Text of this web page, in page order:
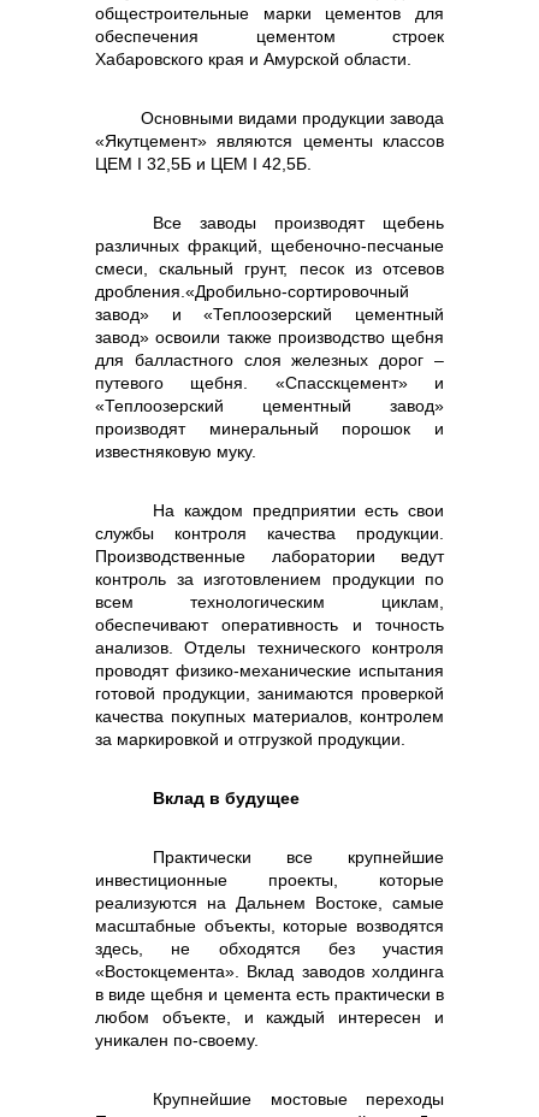
info@vostokcement.ru
общестроительные марки цементов для
обеспечения цементом строек
Хабаровского края и Амурской области.
Основными видами продукции завода
«Якутцемент» являются цементы классов
ЦЕМ I 32,5Б и ЦЕМ I 42,5Б.
Все заводы производят щебень
различных фракций, щебеночно-песчаные
смеси, скальный грунт, песок из отсевов
дробления.«Дробильно-сортировочный
завод» и «Теплоозерский цементный
завод» освоили также производство щебня
для балластного слоя железных дорог –
путевого щебня. «Спасскцемент» и
«Теплоозерский цементный завод»
производят минеральный порошок и
известняковую муку.
На каждом предприятии есть свои
службы контроля качества продукции.
Производственные лаборатории ведут
контроль за изготовлением продукции по
всем технологическим циклам,
обеспечивают оперативность и точность
анализов. Отделы технического контроля
проводят физико-механические испытания
готовой продукции, занимаются проверкой
качества покупных материалов, контролем
за маркировкой и отгрузкой продукции.
Вклад в будущее
Практически все крупнейшие
инвестиционные проекты, которые
реализуются на Дальнем Востоке, самые
масштабные объекты, которые возводятся
здесь, не обходятся без участия
«Востокцемента». Вклад заводов холдинга
в виде щебня и цемента есть практически в
любом объекте, и каждый интересен и
уникален по-своему.
Крупнейшие мостовые переходы